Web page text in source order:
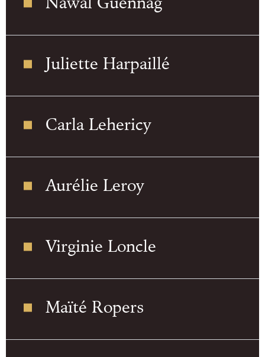
Juliette Harpaillé
Carla Lehericy
Aurélie Leroy
Virginie Loncle
Maïté Ropers